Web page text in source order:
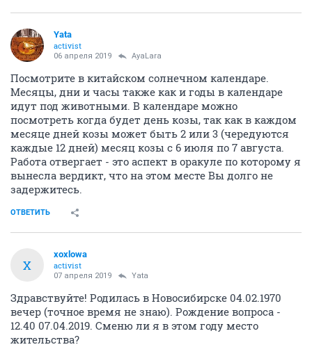
Yata
activist
06 апреля 2019 AyaLara
Посмотрите в китайском солнечном календаре.
Месяцы, дни и часы также как и годы в календаре
идут под животными. В календаре можно
посмотреть когда будет день козы, так как в каждом
месяце дней козы может быть 2 или 3 (чередуются
каждые 12 дней) месяц козы с 6 июля по 7 августа.
Работа отвергает - это аспект в оракуле по которому я
вынесла вердикт, что на этом месте Вы долго не
задержитесь.
ОТВЕТИТЬ
X
xoxlowa
activist
07 апреля 2019 Yata
Здравствуйте! Родилась в Новосибирске 04.02.1970
вечер (точное время не знаю). Рождение вопроса -
12.40 07.04.2019. Сменю ли я в этом году место
жительства?